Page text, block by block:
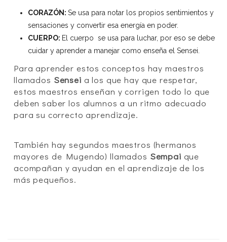
CORAZÓN: Se usa para notar los propios sentimientos y
sensaciones y convertir esa energía en poder.
CUERPO: El cuerpo se usa para luchar, por eso se debe
cuidar y aprender a manejar como enseña el Sensei.
Para aprender estos conceptos hay maestros
llamados Sensei a los que hay que respetar,
estos maestros enseñan y corrigen todo lo que
deben saber los alumnos a un ritmo adecuado
para su correcto aprendizaje.
También hay segundos maestros (hermanos
mayores de Mugendo) llamados Sempai que
acompañan y ayudan en el aprendizaje de los
más pequeños.